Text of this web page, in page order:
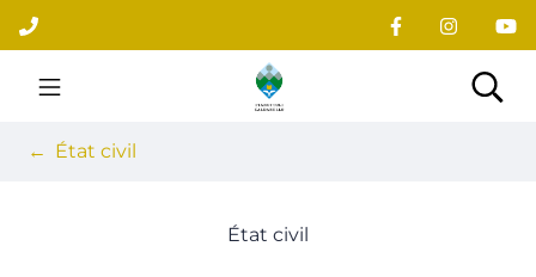
Aller
au
contenu
Site officiel du village
État civil
État civil